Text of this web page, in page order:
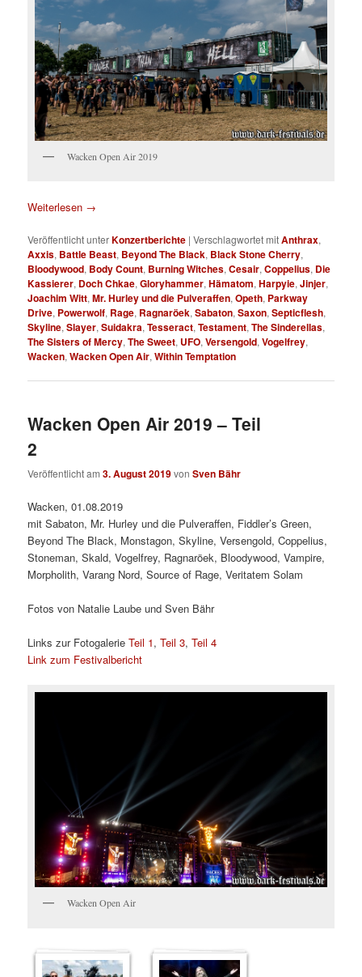
Wacken Open Air 2019
Weiterlesen →
Veröffentlicht unterKonzertberichte |Verschlagwortet mitAnthrax,
Axxis, Battle Beast, Beyond The Black, Black Stone Cherry,
Bloodywood, Body Count, Burning Witches,Cesair,Coppelius, Die
Kassierer, Doch Chkae,Gloryhammer,Hämatom,Harpyie,Jinjer,
Joachim Witt,Mr. Hurley und die Pulveraffen,Opeth, Parkway
Drive, Powerwolf, Rage, Ragnaröek,Sabaton,Saxon,Septicflesh,
Skyline,Slayer,Suidakra,Tesseract,Testament,The Sinderellas,
The Sisters of Mercy,The Sweet, UFO,Versengold,Vogelfrey,
Wacken,Wacken Open Air,Within Temptation
Wacken Open Air 2019 – Teil
2
Veröffentlicht am3. August 2019vonSven Bähr
Wacken, 01.08.2019
mit Sabaton, Mr. Hurley und die Pulveraffen, Fiddler’s Green,
Beyond The Black, Monstagon, Skyline, Versengold, Coppelius,
Stoneman, Skald, Vogelfrey, Ragnaröek, Bloodywood, Vampire,
Morpholith, Varang Nord, Source of Rage, Veritatem Solam
Fotos von Natalie Laube und Sven Bähr
Links zur FotogalerieTeil 1,Teil 3,Teil 4
Link zum Festivalbericht
Wacken Open Air